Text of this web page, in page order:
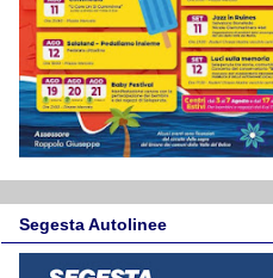
Segesta Autolinee